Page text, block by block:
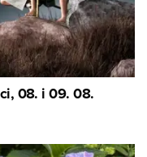
08. i 09. 08.